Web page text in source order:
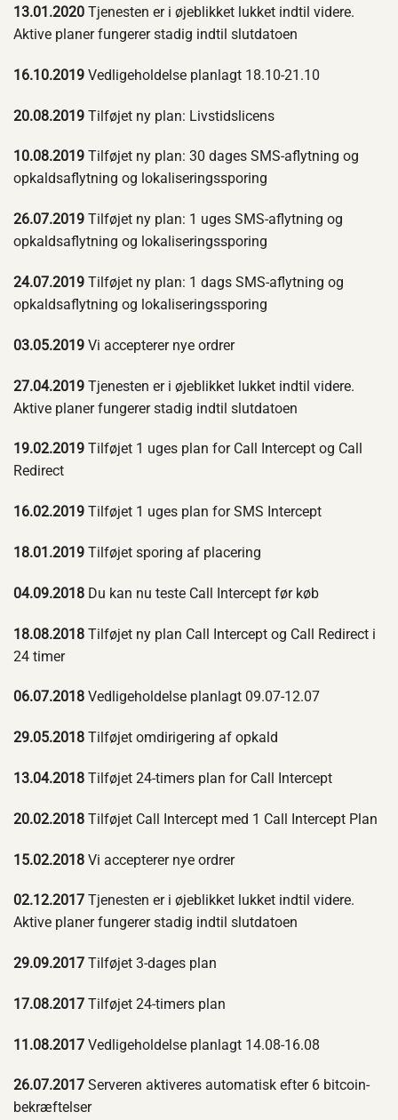
13.01.2020 Tjenesten er i øjeblikket lukket indtil videre.
Aktive planer fungerer stadig indtil slutdatoen
16.10.2019 Vedligeholdelse planlagt 18.10-21.10
20.08.2019 Tilføjet ny plan: Livstidslicens
10.08.2019 Tilføjet ny plan: 30 dages SMS-aflytning og
opkaldsaflytning og lokaliseringssporing
26.07.2019 Tilføjet ny plan: 1 uges SMS-aflytning og
opkaldsaflytning og lokaliseringssporing
24.07.2019 Tilføjet ny plan: 1 dags SMS-aflytning og
opkaldsaflytning og lokaliseringssporing
03.05.2019 Vi accepterer nye ordrer
27.04.2019 Tjenesten er i øjeblikket lukket indtil videre.
Aktive planer fungerer stadig indtil slutdatoen
19.02.2019 Tilføjet 1 uges plan for Call Intercept og Call
Redirect
16.02.2019 Tilføjet 1 uges plan for SMS Intercept
18.01.2019 Tilføjet sporing af placering
04.09.2018 Du kan nu teste Call Intercept før køb
18.08.2018 Tilføjet ny plan Call Intercept og Call Redirect i
24 timer
06.07.2018 Vedligeholdelse planlagt 09.07-12.07
29.05.2018 Tilføjet omdirigering af opkald
13.04.2018 Tilføjet 24-timers plan for Call Intercept
20.02.2018 Tilføjet Call Intercept med 1 Call Intercept Plan
15.02.2018 Vi accepterer nye ordrer
02.12.2017 Tjenesten er i øjeblikket lukket indtil videre.
Aktive planer fungerer stadig indtil slutdatoen
29.09.2017 Tilføjet 3-dages plan
17.08.2017 Tilføjet 24-timers plan
11.08.2017 Vedligeholdelse planlagt 14.08-16.08
26.07.2017 Serveren aktiveres automatisk efter 6 bitcoin-
bekræftelser